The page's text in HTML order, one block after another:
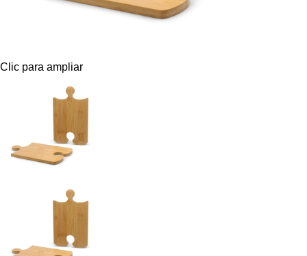
Clic para ampliar